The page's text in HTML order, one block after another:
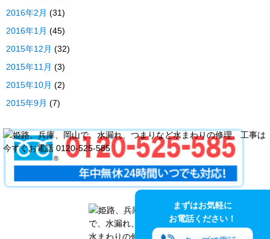
まずはお気軽に
お電話ください！
2016年2月 (31)
2016年1月 (45)
2015年12月 (32)
2015年11月 (3)
2015年10月 (2)
2015年9月 (7)